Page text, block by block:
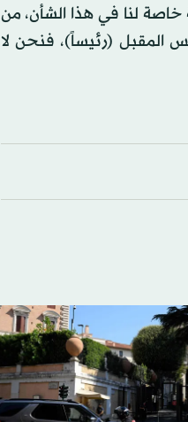
خاصة لنا في هذا الشأن، من
المقبل (رئيساً)، فنحن لا